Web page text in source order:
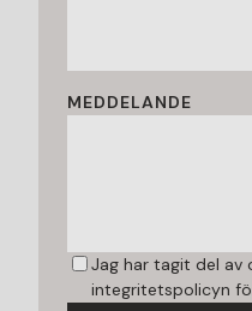
MEDDELANDE
Jag har tagit del av
integritetspolicyn